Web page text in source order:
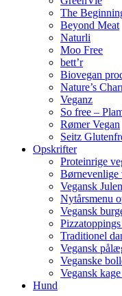
The
Beyond Meat
Naturli
Moo Free
bett’r
Biovegan
Nature’s
Veganz
So free –
Rømer Vegan
Seitz
Opskrifter
Proteinrige
Børnevenlige
Vegansk
Nytårsmenu
Vegansk
Traditionel
Vegansk
Veganske
Vegansk
Hund